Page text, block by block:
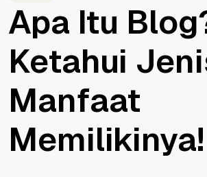
Apa Itu
Ketahui
Manfaat
Memilikinya!